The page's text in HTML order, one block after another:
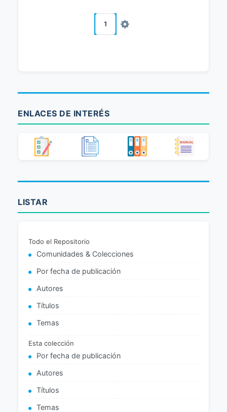
1
ENLACES DE INTERÉS
LISTAR
Todo el Repositorio
Comunidades & Colecciones
Por fecha de publicación
Autores
Títulos
Temas
Esta colección
Por fecha de publicación
Autores
Títulos
Temas